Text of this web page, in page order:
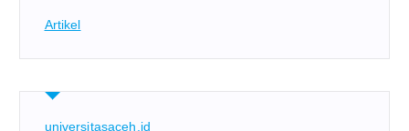
Artikel
universitasaceh.id